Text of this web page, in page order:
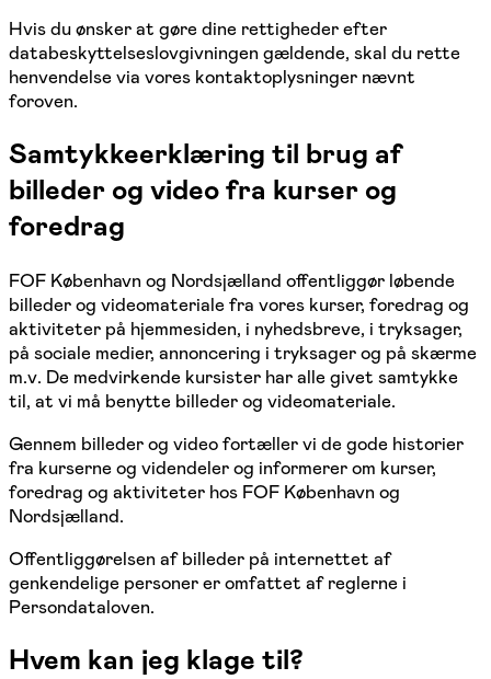
Hvis du ønsker at gøre dine rettigheder efter
databeskyttelseslovgivningen gældende, skal du rette
henvendelse via vores kontaktoplysninger nævnt
foroven.
Samtykkeerklæring til brug af
billeder og video fra kurser og
foredrag
FOF København og Nordsjælland offentliggør løbende
billeder og videomateriale fra vores kurser, foredrag og
aktiviteter på hjemmesiden, i nyhedsbreve, i tryksager,
på sociale medier, annoncering i tryksager og på skærme
m.v. De medvirkende kursister har alle givet samtykke
til, at vi må benytte billeder og videomateriale.
Gennem billeder og video fortæller vi de gode historier
fra kurserne og videndeler og informerer om kurser,
foredrag og aktiviteter hos FOF København og
Nordsjælland.
Offentliggørelsen af billeder på internettet af
genkendelige personer er omfattet af reglerne i
Persondataloven.
Hvem kan jeg klage til?